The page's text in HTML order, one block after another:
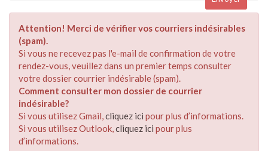
Attention! Merci de vérifier vos courriers indésirables
(spam).
Si vous ne recevez pas l'e-mail de confirmation de votre
rendez-vous, veuillez dans un premier temps consulter
votre dossier courrier indésirable (spam).
Comment consulter mon dossier de courrier
indésirable?
Si vous utilisez Gmail,cliquez ici pour plus d’informations.
Si vous utilisez Outlook,cliquez ici pour plus
d’informations.